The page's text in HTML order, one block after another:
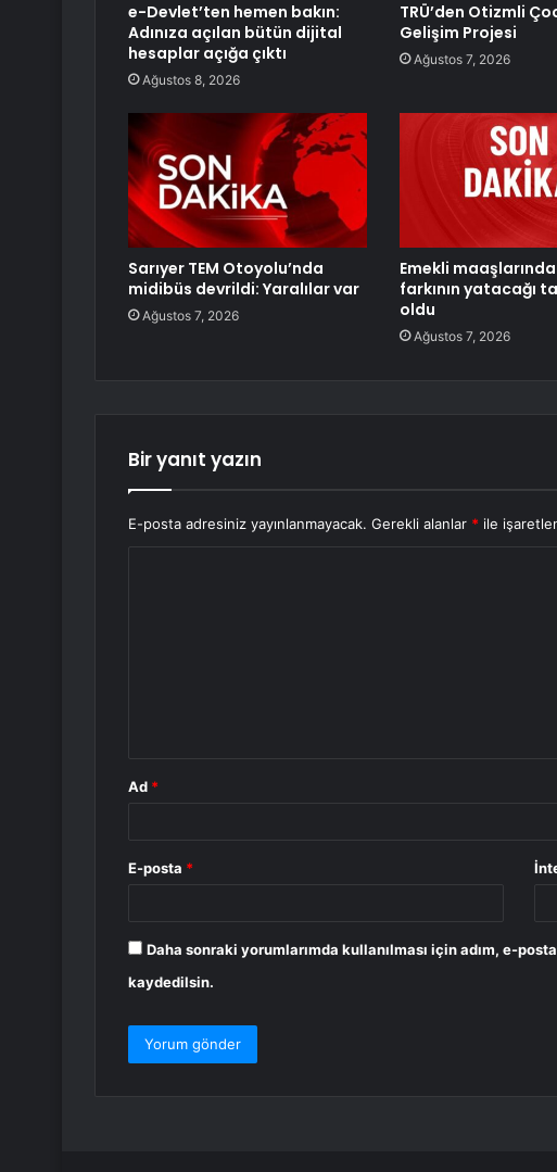
e-Devlet’ten hemen bakın:
Adınıza açılan bütün dijital
hesaplar açığa çıktı
Ağustos 8, 2026
TRÜ’den Otizmli
Gelişim Projesi
Ağustos 7, 2026
Sarıyer TEM Otoyolu’nda
midibüs devrildi: Yaralılar var
Ağustos 7, 2026
Emekli
farkının yatacağı
oldu
Ağustos 7, 2026
Bir yanıt yazın
E-posta adresiniz yayınlanmayacak. Gerekli alanlar * ile
Ad *
E-posta *
Daha sonraki yorumlarımda kullanılması için adım, e-
kaydedilsin.